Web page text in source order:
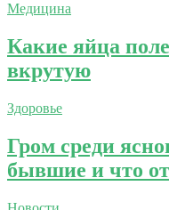
Медицина
Какие яйца
вкрутую
Здоровье
Гром среди
бывшие и что